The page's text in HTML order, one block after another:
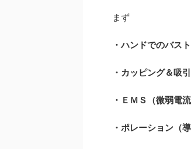
まず
・ハンドでのバス
・カッピング＆吸
・ＥＭＳ（微弱電
・ポレーション（導